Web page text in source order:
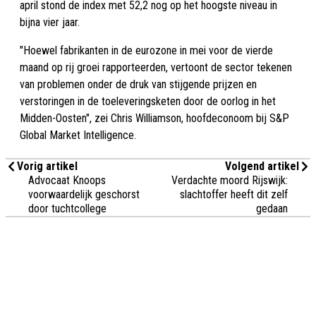
april stond de index met 52,2 nog op het hoogste niveau in
bijna vier jaar.
"Hoewel fabrikanten in de eurozone in mei voor de vierde
maand op rij groei rapporteerden, vertoont de sector tekenen
van problemen onder de druk van stijgende prijzen en
verstoringen in de toeleveringsketen door de oorlog in het
Midden-Oosten", zei Chris Williamson, hoofdeconoom bij S&P
Global Market Intelligence.
Vorig artikel
Advocaat Knoops
voorwaardelijk geschorst
door tuchtcollege
Volgend artikel
Verdachte moord Rijswijk:
slachtoffer heeft dit zelf
gedaan